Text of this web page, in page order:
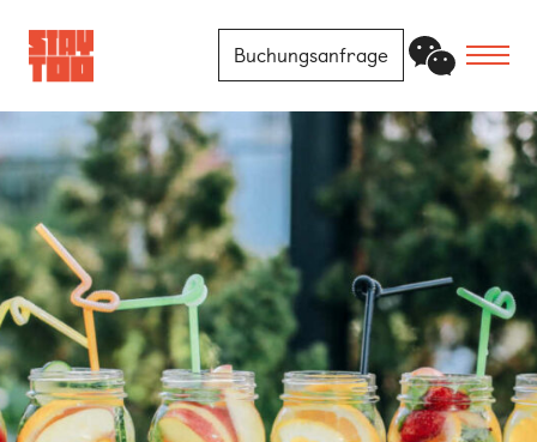
Buchungsanfrage
Apartments
Community
Journal
FAQ
Kontakt